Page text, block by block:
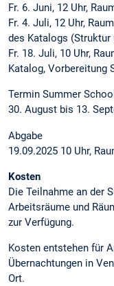
Fr. 6. Juni, 12 Uhr,
Fr. 4. Juli, 12 Uhr,
des Katalogs (Struktur
Fr. 18. Juli, 10 Uhr,
Katalog, Vorbereitung
Termin Summer
30. August bis 13.
Abgabe
19.09.2025 10 Uhr,
Kosten
Die Teilnahme an der
Arbeitsräume und
zur Verfügung.
Kosten entstehen für
Übernachtungen in
Ort.